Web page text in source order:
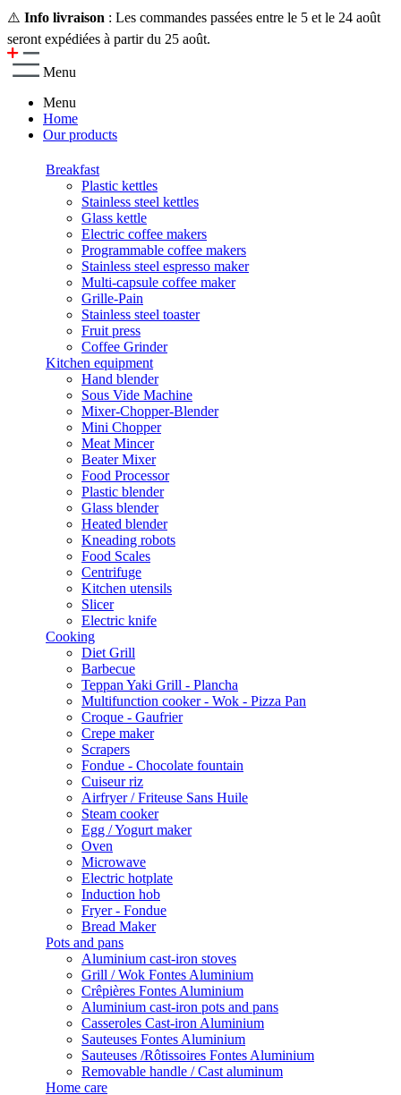
⚠️ Info livraison : Les commandes passées entre le 5 et le 24 août
seront expédiées à partir du 25 août.
Menu
Menu
Home
Our products
Breakfast
Plastic kettles
Stainless steel kettles
Glass kettle
Electric coffee makers
Programmable coffee makers
Stainless steel espresso maker
Multi-capsule coffee maker
Grille-Pain
Stainless steel toaster
Fruit press
Coffee Grinder
Kitchen equipment
Hand blender
Sous Vide Machine
Mixer-Chopper-Blender
Mini Chopper
Meat Mincer
Beater Mixer
Food Processor
Plastic blender
Glass blender
Heated blender
Kneading robots
Food Scales
Centrifuge
Kitchen utensils
Slicer
Electric knife
Cooking
Diet Grill
Barbecue
Teppan Yaki Grill - Plancha
Multifunction cooker - Wok - Pizza Pan
Croque - Gaufrier
Crepe maker
Scrapers
Fondue - Chocolate fountain
Cuiseur riz
Airfryer / Friteuse Sans Huile
Steam cooker
Egg / Yogurt maker
Oven
Microwave
Electric hotplate
Induction hob
Fryer - Fondue
Bread Maker
Pots and pans
Aluminium cast-iron stoves
Grill / Wok Fontes Aluminium
Crêpières Fontes Aluminium
Aluminium cast-iron pots and pans
Casseroles Cast-iron Aluminium
Sauteuses Fontes Aluminium
Sauteuses /Rôtissoires Fontes Aluminium
Removable handle / Cast aluminum
Home care